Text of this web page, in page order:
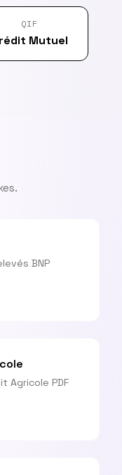
QIF
Mutuel
BNP
Agricole PDF